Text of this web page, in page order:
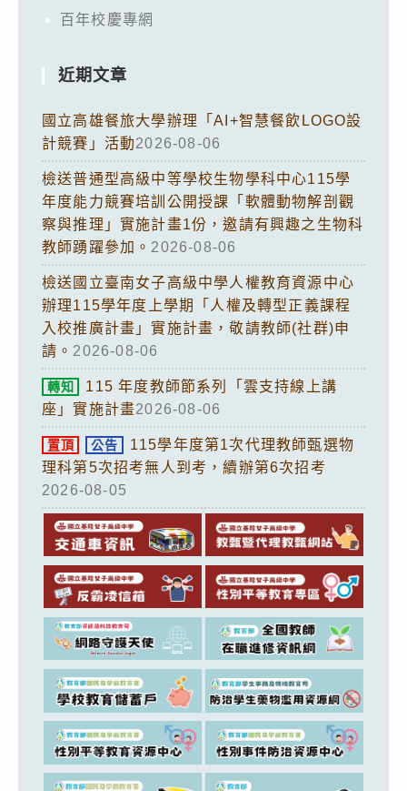
百年校慶專網
近期文章
國立高雄餐旅大學辦理「AI+智慧餐飲LOGO設
計競賽」活動2026-08-06
檢送普通型高級中等學校生物學科中心115學
年度能力競賽培訓公開授課「軟體動物解剖觀
察與推理」實施計畫1份，邀請有興趣之生物科
教師踴躍參加。 2026-08-06
檢送國立臺南女子高級中學人權教育資源中心
辦理115學年度上學期「人權及轉型正義課程
入校推廣計畫」實施計畫，敬請教師(社群)申
請。 2026-08-06
轉知
115 年度教師節系列「雲支持線上講
座」實施計畫2026-08-06
置頂 公告
115學年度第1次代理教師甄選物
理科第5次招考無人到考，續辦第6次招考
2026-08-05